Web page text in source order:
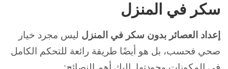
سكر في المنزل
إعداد العصائر بدون سكر في المنزل ليس مجرد خيار
صحي فحسب، بل هو أيضًا طريقة رائعة للتحكم الكامل